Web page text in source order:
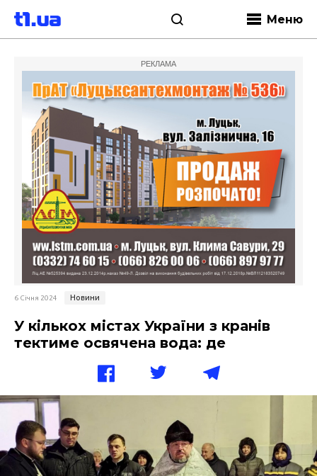
Меню
РЕКЛАМА
6 Січня 2024 Новини
У кількох містах України з кранів
тектиме освячена вода: де